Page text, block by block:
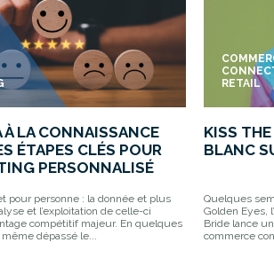
À LA CONNAISSANCE
ÉTAPES CLÉS POUR
PERSONNALISÉ
pour personne : la donnée et plus
et l’exploitation de celle-ci
compétitif majeur. En quelques
dépassé le...
RETAIL
KISS
BLANC
Quelques
Golden Eyes,
Bride lance
commerce